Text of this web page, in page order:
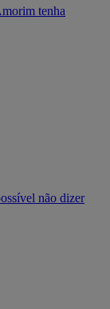
tenha
não dizer